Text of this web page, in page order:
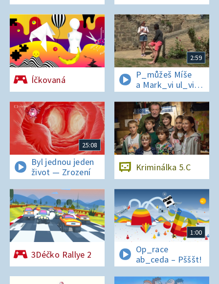
Íčkovaná
2:59
P_můžeš Míše
a Mark_vi ul_vit
hesl_ na zámku
v Nelahezevsi?
25:08
Byl jednou jeden
život — Zrození
Kriminálka 5.C
3Déčko Rallye 2
1:00
Op_race
ab_ceda – Pšššt!